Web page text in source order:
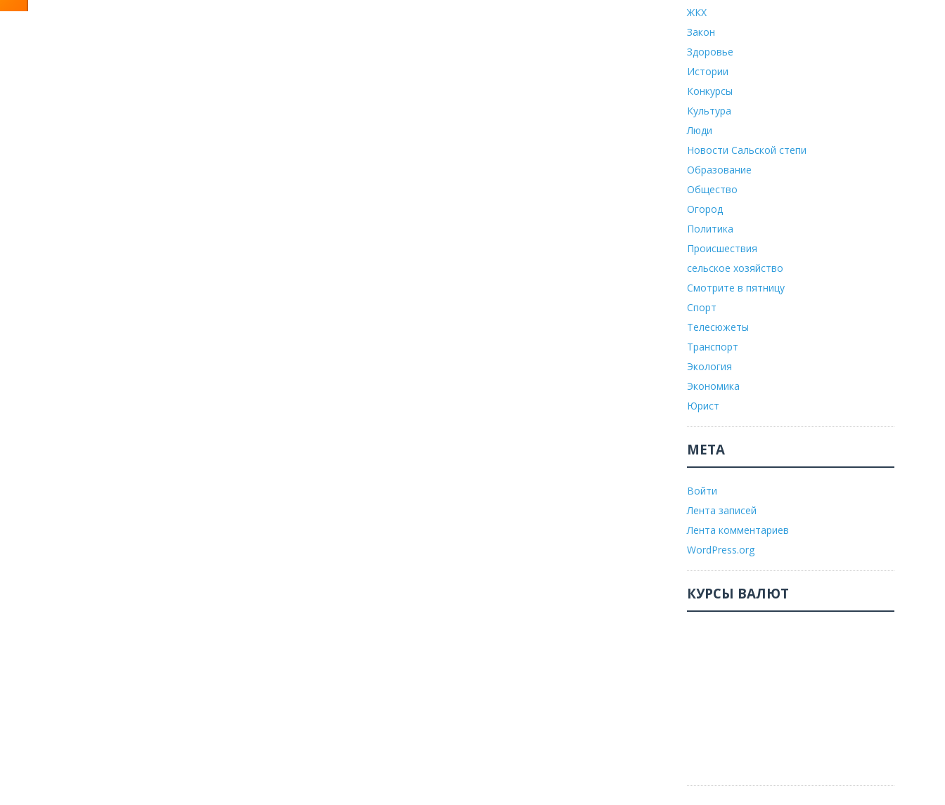
ЖКХ
Закон
Здоровье
Истории
Конкурсы
Культура
Люди
Новости Сальской степи
Образование
Общество
Огород
Политика
Происшествия
сельское хозяйство
Смотрите в пятницу
Спорт
Телесюжеты
Транспорт
Экология
Экономика
Юрист
МЕТА
Войти
Лента записей
Лента комментариев
WordPress.org
КУРСЫ ВАЛЮТ